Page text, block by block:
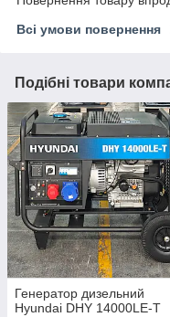
Всі умови повернення
Подібні товари
Генератор дизельний
Hyundai DHY 14000LE-T